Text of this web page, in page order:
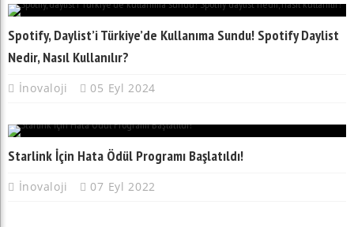
Spotify, Daylist’i Türkiye’de Kullanıma Sundu! Spotify Daylist
Nedir, Nasıl Kullanılır?
İnovaloji 05 Eyl 2024
Starlink İçin Hata Ödül Programı Başlatıldı!
İnovaloji 07 Eyl 2022